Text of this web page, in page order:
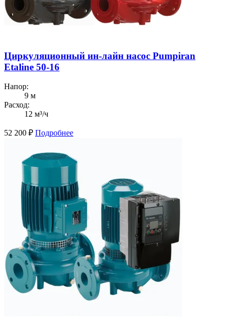
Циркуляционный ин-лайн насос Pumpiran
Etaline 50-16
Напор:
9 м
Расход:
12 м³/ч
52 200 ₽ Подробнее